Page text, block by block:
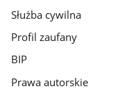
Służba cywilna
Profil zaufany
BIP
Prawa autorskie